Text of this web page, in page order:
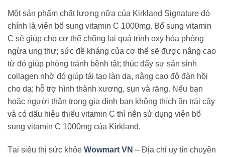
Một sản phẩm chất lượng nữa của Kirkland Signature đó
chính là viên bổ sung vitamin C 1000mg. Bổ sung vitamin
C sẽ giúp cho cơ thể chống lại quá trình oxy hóa phòng
ngừa ung thư; sức đề kháng của cơ thể sẽ được nâng cao
từ đó giúp phòng tránh bệnh tật; thúc đẩy sự sản sinh
collagen nhờ đó giúp tái tạo làn da, nâng cao độ đàn hồi
cho da; hỗ trợ hình thành xương, sụn và răng. Nếu bạn
hoặc người thân trong gia đình bạn không thích ăn trái cây
và có dấu hiệu thiếu vitamin C thì nên sử dụng viên bổ
sung vitamin C 1000mg của Kirkland.
Tại siêu thị sức khỏe Wowmart VN – Địa chỉ uy tín chuyên